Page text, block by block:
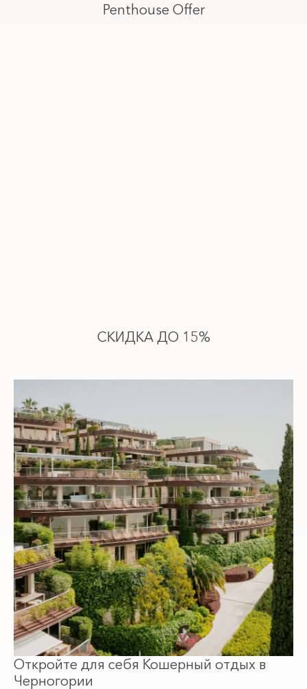
Penthouse Offer
СКИДКА ДО 15%
Откройте для себя Кошерный отдых в
Черногории